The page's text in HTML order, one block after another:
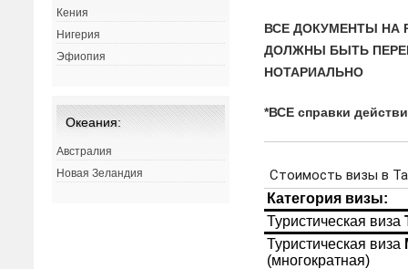
ВСЕ ДОКУМЕНТЫ НА
ДОЛЖНЫ БЫТЬ
НОТАРИАЛЬНО
*ВСЕ справки
Кения
Нигерия
Эфиопия
Океания:
Австралия
Новая Зеландия